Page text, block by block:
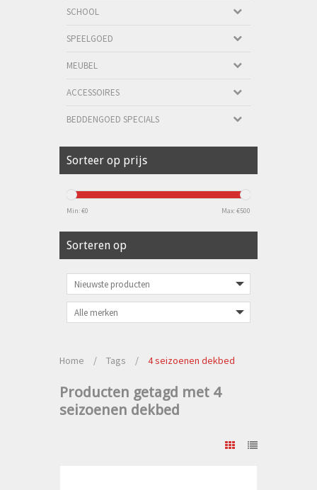
SCHOOL
SPEELGOED
MEUBEL
ACCESSOIRES
BEDDENGOED SPECIALS
Sorteer op prijs
Min: €0 Max: €500
Sorteren op
Home / Tags / 4 seizoenen dekbed
Producten getagd met 4
seizoenen dekbed